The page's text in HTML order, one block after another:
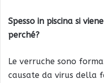
Spesso in piscina si
perché?
Le verruche sono
causate da virus della